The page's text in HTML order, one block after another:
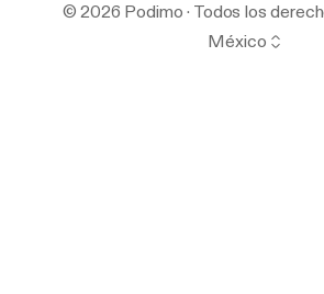
© 2026 Podimo · Todos los
México